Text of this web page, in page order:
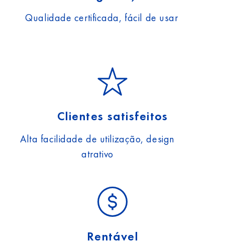
Qualidade certificada, fácil de usar
Clientes satisfeitos
Alta facilidade de utilização, design
atrativo
Rentável